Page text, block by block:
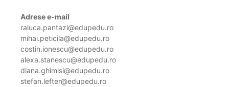
Adrese e-mail
raluca.pantazi@edupedu.ro
mihai.peticila@edupedu.ro
costin.ionescu@edupedu.ro
alexa.stanescu@edupedu.ro
diana.ghimisi@edupedu.ro
stefan.lefter@edupedu.ro